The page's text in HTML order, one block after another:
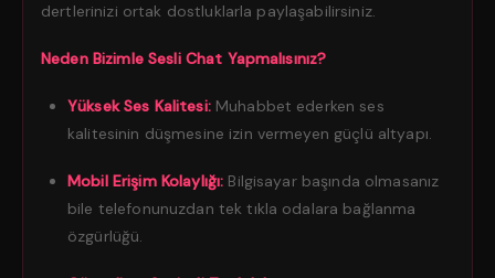
dertlerinizi ortak dostluklarla paylaşabilirsiniz.
Neden Bizimle Sesli Chat Yapmalısınız?
Yüksek Ses Kalitesi:Muhabbet ederken ses
kalitesinin düşmesine izin vermeyen güçlü altyapı.
Mobil Erişim Kolaylığı: Bilgisayar başında olmasanız
bile telefonunuzdan tek tıkla odalara bağlanma
özgürlüğü.